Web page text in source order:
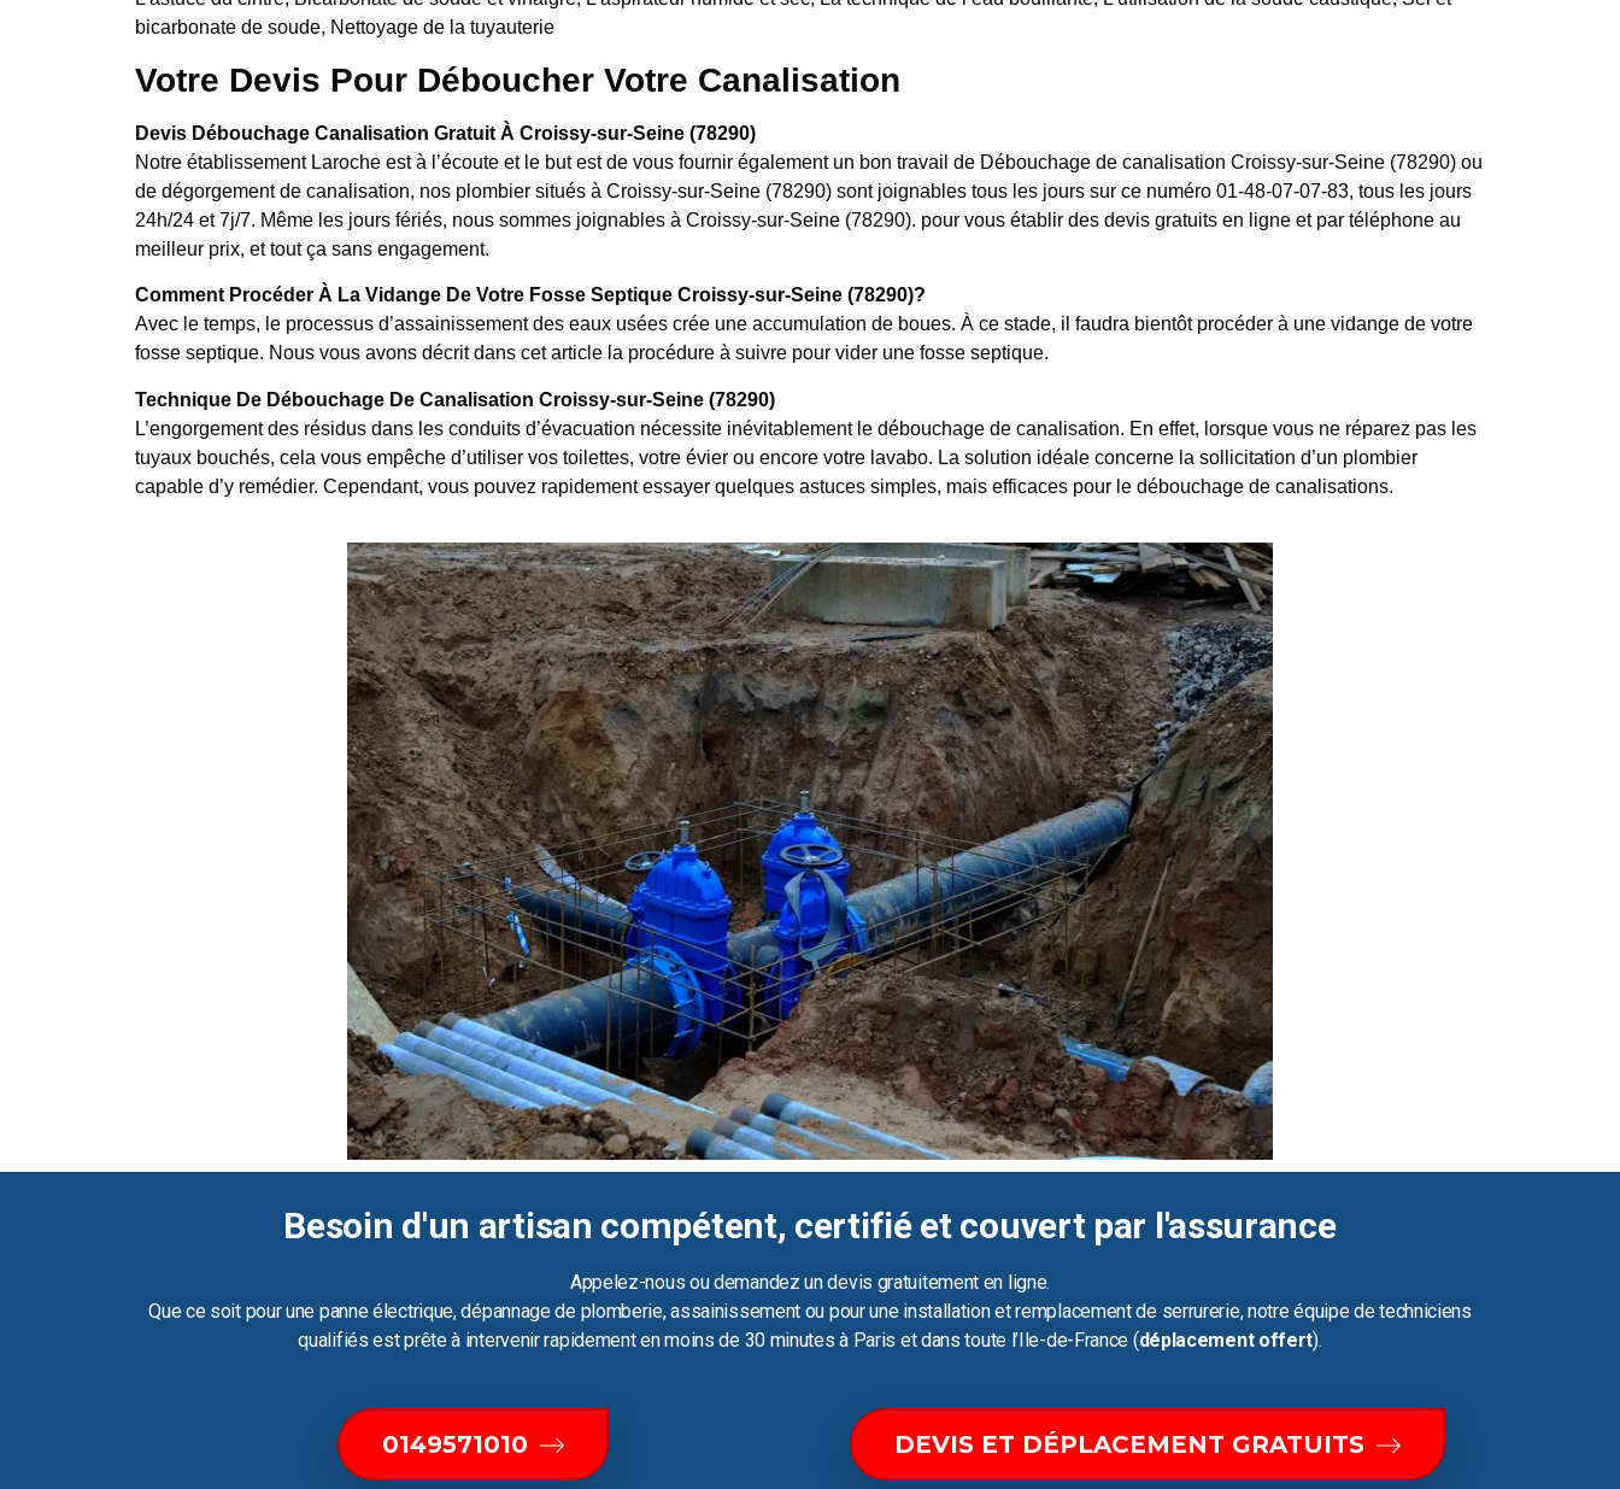
bicarbonate de soude, Nettoyage de la tuyauterie
Votre Devis Pour Déboucher Votre Canalisation
Devis Débouchage Canalisation Gratuit À Croissy-sur-Seine (78290)
Notre établissement Laroche est à l’écoute et le but est de vous fournir également un bon travail de Débouchage de canalisation Croissy-sur-Seine (78290) ou
de dégorgement de canalisation, nos plombier situés à Croissy-sur-Seine (78290) sont joignables tous les jours sur ce numéro 01-48-07-07-83, tous les jours
24h/24 et 7j/7. Même les jours fériés, nous sommes joignables à Croissy-sur-Seine (78290). pour vous établir des devis gratuits en ligne et par téléphone au
meilleur prix, et tout ça sans engagement.
Comment Procéder À La Vidange De Votre Fosse Septique Croissy-sur-Seine (78290)?
Avec le temps, le processus d’assainissement des eaux usées crée une accumulation de boues. À ce stade, il faudra bientôt procéder à une vidange de votre
fosse septique. Nous vous avons décrit dans cet article la procédure à suivre pour vider une fosse septique.
Technique De Débouchage De Canalisation Croissy-sur-Seine (78290)
L’engorgement des résidus dans les conduits d’évacuation nécessite inévitablement le débouchage de canalisation. En effet, lorsque vous ne réparez pas les
tuyaux bouchés, cela vous empêche d’utiliser vos toilettes, votre évier ou encore votre lavabo. La solution idéale concerne la sollicitation d’un plombier
capable d’y remédier. Cependant, vous pouvez rapidement essayer quelques astuces simples, mais efficaces pour le débouchage de canalisations.
Besoin d'un artisan compétent, certifié et couvert par l'assurance
Appelez-nous ou demandez un devis gratuitement en ligne.
Que ce soit pour une panne électrique, dépannage de plomberie, assainissement ou pour une installation et remplacement de serrurerie, notre équipe de techniciens
qualifiés est prête à intervenir rapidement en moins de 30 minutes à Paris et dans toute l’Ile-de-France (déplacement offert).
0149571010 DEVIS ET DÉPLACEMENT GRATUITS